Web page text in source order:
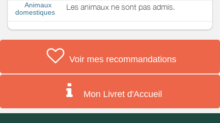
Animaux
domestiques
Les animaux ne sont pas admis.
Voir mes recommandations
Mon Livret d'Accueil